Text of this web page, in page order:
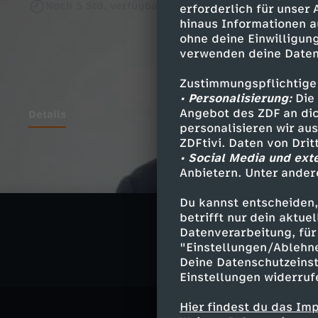
erforderlich für unser
hinaus Informationen
ohne deine
verwenden deine
• Personalisierung:Die
Angebot des ZDF an
personalisieren wir
ZDFtivi. Daten von
• Social Media und
Anbietern. Unter
Du kannst
betrifft nur dein
Datenverarbeitung,
"Einstellungen/
Deine
Einstellungen
Hier findest du das
Ähnliche
Politik